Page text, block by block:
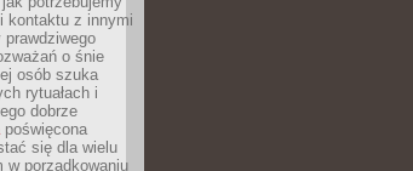
kontaktu z innymi
prawdziwego
o śnie
osób szuka
rytuałach i
dobrze
poświęcona
się dla wielu
w porządkowaniu